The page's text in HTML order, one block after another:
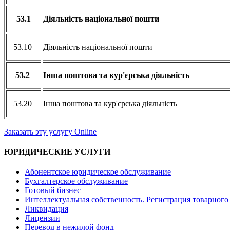
53.1 Діяльність національної пошти
53.10 Діяльність національної пошти
53.2 Інша поштова та кур'єрська діяльність
53.20 Інша поштова та кур'єрська діяльність
Заказать эту услугу Online
ЮРИДИЧЕСКИЕ УСЛУГИ
Абонентское юридическое обслуживание
Бухгалтерское обслуживание
Готовый бизнес
Интеллектуальная собственность. Регистрация товарного
Ликвидация
Лицензии
Перевод в нежилой фонд